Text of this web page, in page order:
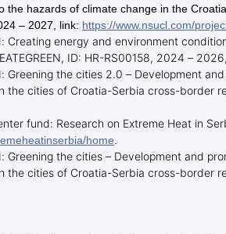
the hazards of climate change in the
– 2027, link: https://www.nsucl.com/
Creating energy and environment
ID: HR-RS00158, 2024 –
Greening the cities 2.0 – Development
cities of Croatia-Serbia cross-border
fund: Research on Extreme Heat in
home
Greening the cities – Development and
cities of Croatia-Serbia cross-border